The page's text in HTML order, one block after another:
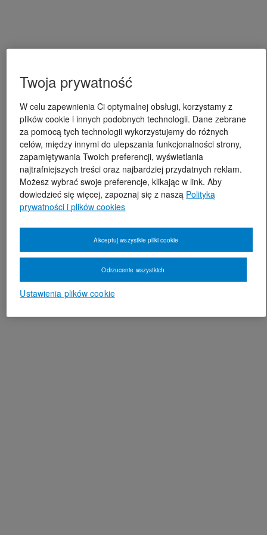
Twoja prywatność
W celu zapewnienia Ci optymalnej obsługi, korzystamy z
plików cookie i innych podobnych technologii. Dane zebrane
za pomocą tych technologii wykorzystujemy do różnych
celów, między innymi do ulepszania funkcjonalności strony,
zapamiętywania Twoich preferencji, wyświetlania
najtrafniejszych treści oraz najbardziej przydatnych reklam.
Możesz wybrać swoje preferencje, klikając w link. Aby
dowiedzieć się więcej, zapoznaj się z naszą Polityką
prywatności i plików cookies
Ustawienia plików cookie
Odrzucenie wszystkich
Akceptuj wszystkie pliki cookie